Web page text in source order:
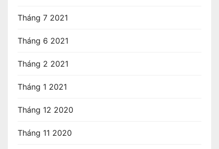
Tháng 7 2021
Tháng 6 2021
Tháng 2 2021
Tháng 1 2021
Tháng 12 2020
Tháng 11 2020